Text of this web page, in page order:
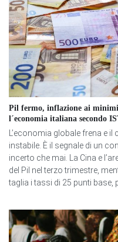
Pil fermo, inflazione ai
l´economia italiana secondo
L’economia globale frena e
instabile. È il segnale di un
incerto che mai. La Cina e
del Pil nel terzo trimestre,
taglia i tassi di 25 punti base,